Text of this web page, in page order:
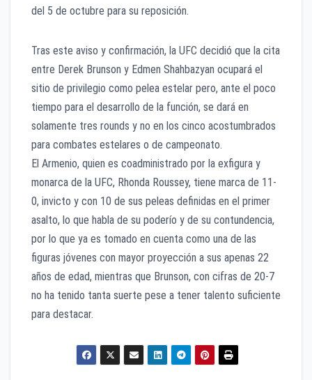
del 5 de octubre para su reposición.
Tras este aviso y confirmación, la UFC decidió que la cita
entre Derek Brunson y Edmen Shahbazyan ocupará el
sitio de privilegio como pelea estelar pero, ante el poco
tiempo para el desarrollo de la función, se dará en
solamente tres rounds y no en los cinco acostumbrados
para combates estelares o de campeonato.
El Armenio, quien es coadministrado por la exfigura y
monarca de la UFC, Rhonda Roussey, tiene marca de 11-
0, invicto y con 10 de sus peleas definidas en el primer
asalto, lo que habla de su poderío y de su contundencia,
por lo que ya es tomado en cuenta como una de las
figuras jóvenes con mayor proyección a sus apenas 22
años de edad, mientras que Brunson, con cifras de 20-7
no ha tenido tanta suerte pese a tener talento suficiente
para destacar.